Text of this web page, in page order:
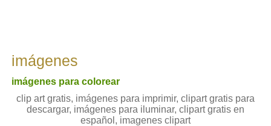
imágenes
imágenes para colorear
clip art gratis, imágenes para imprimir, clipart gratis para
descargar, imágenes para iluminar, clipart gratis en
español, imagenes clipart